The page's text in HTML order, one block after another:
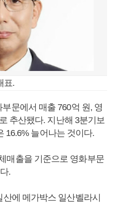
표.
문에서 매출 760억 원, 영
추산됐다. 지난해 3분기보
16.6% 늘어나는 것이다.
매출을 기준으로 영화부문
.
에 메가박스 일산벨라시